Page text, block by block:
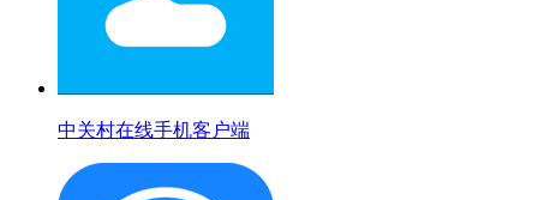
中关村在线手机客户端